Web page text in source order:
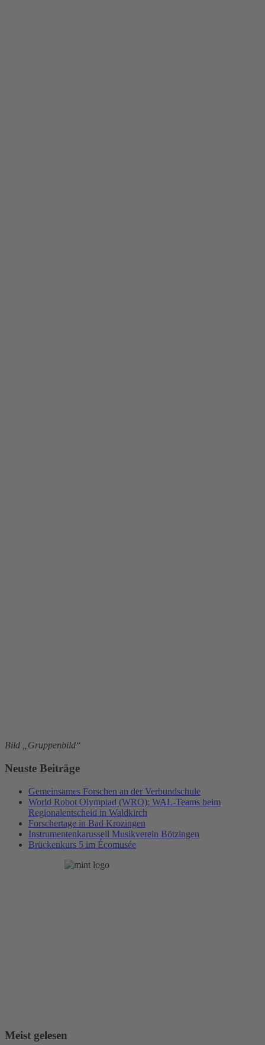
Bild „Gruppenbild“
Neuste Beiträge
Gemeinsames Forschen an der Verbundschule
World Robot Olympiad (WRO): WAL-Teams beim
Regionalentscheid in Waldkirch
Forschertage in Bad Krozingen
Instrumentenkarussell Musikverein Bötzingen
Brückenkurs 5 im Écomusée
Meist gelesen